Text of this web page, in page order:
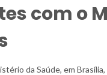
com o
da Saúde, em